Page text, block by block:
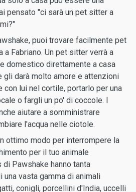
pensato "ci sarà un pet sitter a
puoi trovare facilmente pet
Fabriano. Un pet sitter verrà a
domestico direttamente a casa
gli darà molto amore e attenzioni
con lui nel cortile, portarlo per una
o fargli un po' di coccole. I
aiutare a somministrare
l'acqua nelle ciotole.
ottimo modo per interrompere la
per il tuo animale
Pawshake hanno tanta
una vasta gamma di animali
conigli, porcellini d'India, uccelli